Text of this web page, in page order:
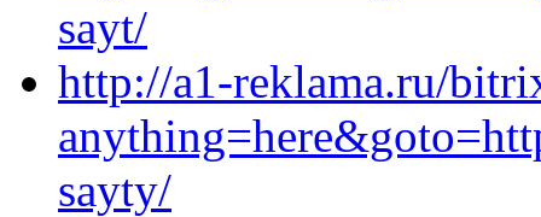
sayt/
http://a1-reklama.ru/
sayty/